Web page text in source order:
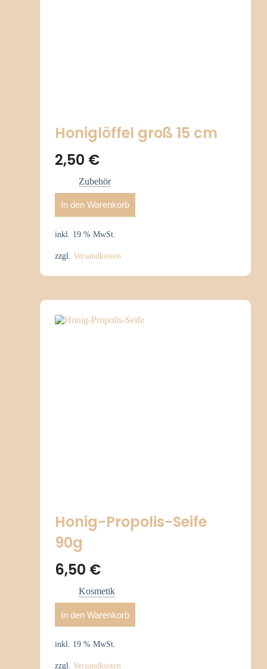
Honiglöffel groß 15 cm
2,50 €
Zubehör
In den Warenkorb
inkl. 19 % MwSt.
zzgl. Versandkosten
Honig-Propolis-Seife
90g
6,50 €
Kosmetik
In den Warenkorb
inkl. 19 % MwSt.
zzgl. Versandkosten